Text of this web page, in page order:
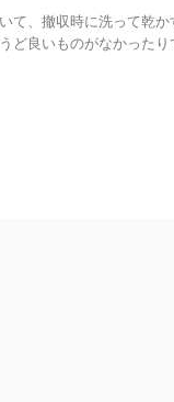
て、撤収時に洗って乾
ど良いものがなかった